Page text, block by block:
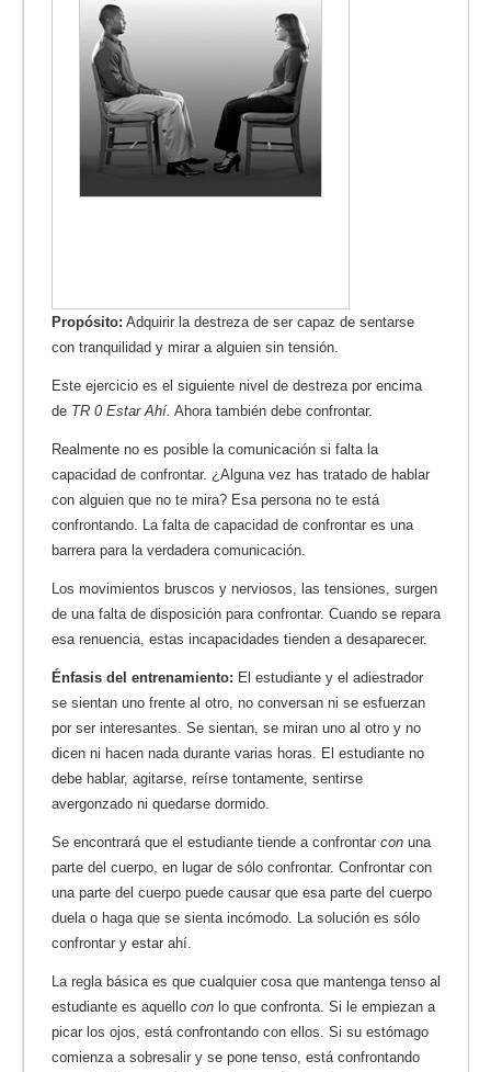
Propósito: Adquirir la destreza de ser capaz de sentarse
con tranquilidad y mirar a alguien sin tensión.
Este ejercicio es el siguiente nivel de destreza por encima
de TR 0 Estar Ahí. Ahora también debe confrontar.
Realmente no es posible la comunicación si falta la
capacidad de confrontar. ¿Alguna vez has tratado de hablar
con alguien que no te mira? Esa persona no te está
confrontando. La falta de capacidad de confrontar es una
barrera para la verdadera comunicación.
Los movimientos bruscos y nerviosos, las tensiones, surgen
de una falta de disposición para confrontar. Cuando se repara
esa renuencia, estas incapacidades tienden a desaparecer.
Énfasis del entrenamiento: El estudiante y el adiestrador
se sientan uno frente al otro, no conversan ni se esfuerzan
por ser interesantes. Se sientan, se miran uno al otro y no
dicen ni hacen nada durante varias horas. El estudiante no
debe hablar, agitarse, reírse tontamente, sentirse
avergonzado ni quedarse dormido.
Se encontrará que el estudiante tiende a confrontar con una
parte del cuerpo, en lugar de sólo confrontar. Confrontar con
una parte del cuerpo puede causar que esa parte del cuerpo
duela o haga que se sienta incómodo. La solución es sólo
confrontar y estar ahí.
La regla básica es que cualquier cosa que mantenga tenso al
estudiante es aquello con lo que confronta. Si le empiezan a
picar los ojos, está confrontando con ellos. Si su estómago
comienza a sobresalir y se pone tenso, está confrontando